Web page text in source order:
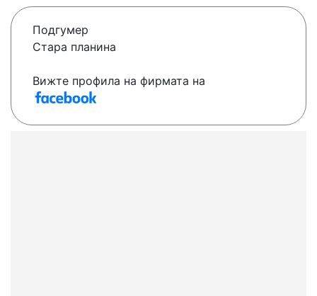
Подгумер
Стара планина
Вижте профила на фирмата на